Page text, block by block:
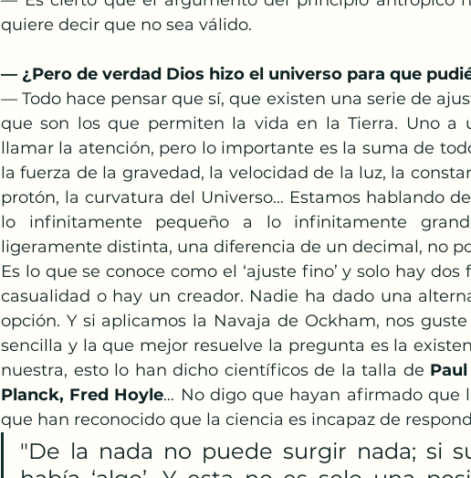
quiere decir que no sea válido.
— ¿Pero de verdad Dios hizo el universo para que
— Todo hace pensar que sí, que existen una serie de
que son los que permiten la vida en la Tierra. Uno a
llamar la atención, pero lo importante es la suma de
la fuerza de la gravedad, la velocidad de la luz, la
protón, la curvatura del Universo… Estamos hablando
lo infinitamente pequeño a lo infinitamente
ligeramente distinta, una diferencia de un decimal, no
Es lo que se conoce como el ‘ajuste fino’ y solo hay
casualidad o hay un creador. Nadie ha dado una
opción. Y si aplicamos la Navaja de Ockham, nos
sencilla y la que mejor resuelve la pregunta es la
nuestra, esto lo han dicho científicos de la talla de
Planck, Fred Hoyle… No digo que hayan afirmado que
que han reconocido que la ciencia es incapaz de
"De la nada no puede surgir nada; si